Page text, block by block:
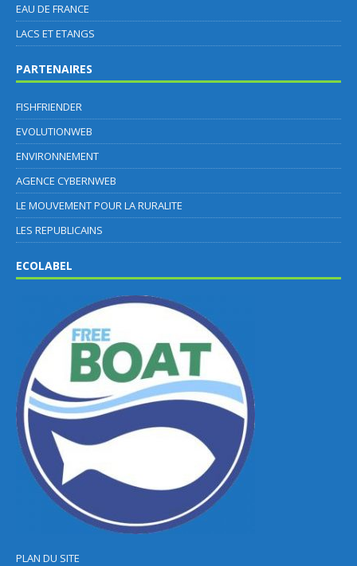
EAU DE FRANCE
LACS ET ETANGS
PARTENAIRES
FISHFRIENDER
EVOLUTIONWEB
ENVIRONNEMENT
AGENCE CYBERNWEB
LE MOUVEMENT POUR LA RURALITE
LES REPUBLICAINS
ECOLABEL
PLAN DU SITE